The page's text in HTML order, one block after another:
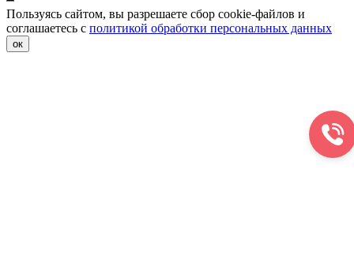
Пользуясь сайтом, вы разрешаете сбор cookie-файлов и
соглашаетесь с политикой обработки персональных данных
ок